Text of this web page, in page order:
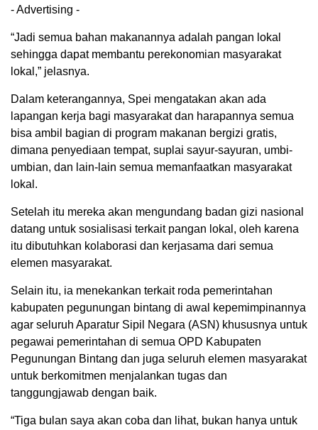
- Advertising -
“Jadi semua bahan makanannya adalah pangan lokal
sehingga dapat membantu perekonomian masyarakat
lokal,” jelasnya.
Dalam keterangannya, Spei mengatakan akan ada
lapangan kerja bagi masyarakat dan harapannya semua
bisa ambil bagian di program makanan bergizi gratis,
dimana penyediaan tempat, suplai sayur-sayuran, umbi-
umbian, dan lain-lain semua memanfaatkan masyarakat
lokal.
Setelah itu mereka akan mengundang badan gizi nasional
datang untuk sosialisasi terkait pangan lokal, oleh karena
itu dibutuhkan kolaborasi dan kerjasama dari semua
elemen masyarakat.
Selain itu, ia menekankan terkait roda pemerintahan
kabupaten pegunungan bintang di awal kepemimpinannya
agar seluruh Aparatur Sipil Negara (ASN) khususnya untuk
pegawai pemerintahan di semua OPD Kabupaten
Pegunungan Bintang dan juga seluruh elemen masyarakat
untuk berkomitmen menjalankan tugas dan
tanggungjawab dengan baik.
“Tiga bulan saya akan coba dan lihat, bukan hanya untuk